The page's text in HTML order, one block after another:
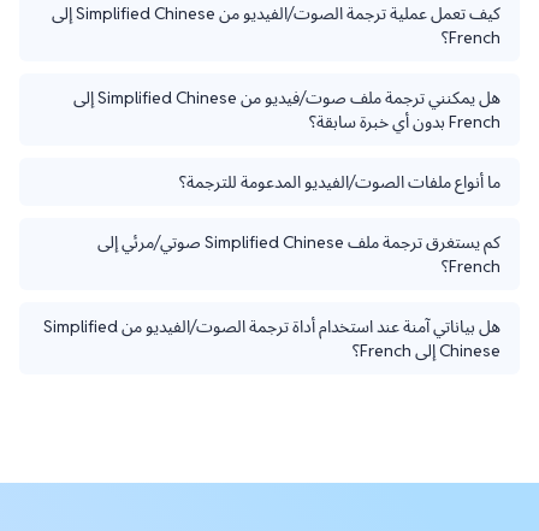
كيف تعمل عملية ترجمة الصوت/الفيديو من Simplified Chinese إلى
French؟
هل يمكنني ترجمة ملف صوت/فيديو من Simplified Chinese إلى
French بدون أي خبرة سابقة؟
ما أنواع ملفات الصوت/الفيديو المدعومة للترجمة؟
كم يستغرق ترجمة ملف Simplified Chinese صوتي/مرئي إلى
French؟
هل بياناتي آمنة عند استخدام أداة ترجمة الصوت/الفيديو من Simplified
Chinese إلى French؟